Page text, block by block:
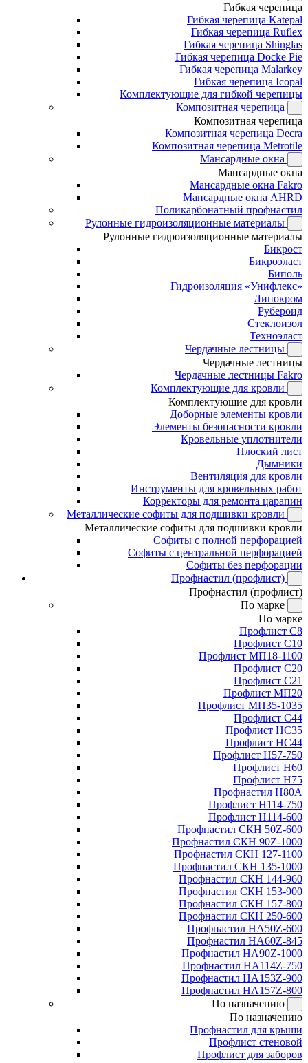
Гибкая черепица
Гибкая черепица Katepal
Гибкая черепица Ruflex
Гибкая черепица Shinglas
Гибкая черепица Docke Pie
Гибкая черепица Malarkey
Гибкая черепица Icopal
Комплектующие для гибкой черепицы
Композитная черепица
Композитная черепица
Композитная черепица Decra
Композитная черепица Metrotile
Мансардные окна
Мансардные окна
Мансардные окна Fakro
Мансардные окна AHRD
Поликарбонатный профнастил
Рулонные гидроизоляционные материалы
Рулонные гидроизоляционные материалы
Бикрост
Бикроэласт
Биполь
Гидроизоляция «Унифлекс»
Линокром
Рубероид
Стеклоизол
Техноэласт
Чердачные лестницы
Чердачные лестницы
Чердачные лестницы Fakro
Комплектующие для кровли
Комплектующие для кровли
Доборные элементы кровли
Элементы безопасности кровли
Кровельные уплотнители
Плоский лист
Дымники
Вентиляция для кровли
Инструменты для кровельных работ
Корректоры для ремонта царапин
Металлические софиты для подшивки кровли
Металлические софиты для подшивки кровли
Софиты с полной перфорацией
Софиты с центральной перфорацией
Софиты без перфорации
Профнастил (профлист)
Профнастил (профлист)
По марке
По марке
Профлист С8
Профлист С10
Профлист МП18-1100
Профлист С20
Профлист С21
Профлист МП20
Профлист МП35-1035
Профлист С44
Профлист НС35
Профлист НС44
Профлист Н57-750
Профлист Н60
Профлист Н75
Профнастил Н80А
Профлист Н114-750
Профлист Н114-600
Профнастил СКН 50Z-600
Профнастил СКН 90Z-1000
Профнастил СКН 127-1100
Профнастил СКН 135-1000
Профнастил СКН 144-960
Профнастил СКН 153-900
Профнастил СКН 157-800
Профнастил СКН 250-600
Профнастил НА50Z-600
Профнастил НА60Z-845
Профнастил НА90Z-1000
Профнастил НА114Z-750
Профнастил НА153Z-900
Профнастил НА157Z-800
По назначению
По назначению
Профнастил для крыши
Профлист стеновой
Профлист для заборов